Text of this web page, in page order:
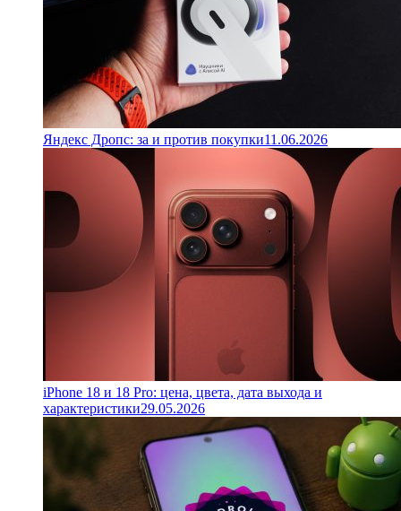
Яндекс Дропс: за и против покупки11.06.2026
iPhone 18 и 18 Pro: цена, цвета, дата выхода и
характеристики29.05.2026